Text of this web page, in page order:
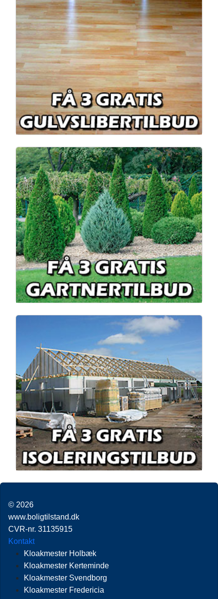
© 2026
www.boligtilstand.dk
CVR-nr. 31135915
Kontakt
Kloakmester Holbæk
Kloakmester Kerteminde
Kloakmester Svendborg
Kloakmester Fredericia